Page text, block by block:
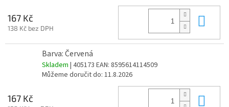
167 Kč
138 Kč bez DPH
Barva: Červená
Skladem | 405173 EAN: 8595614114509
Můžeme doručit do: 11.8.2026
167 Kč